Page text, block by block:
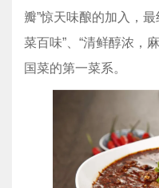
瓣”惊天味酿的加入，
菜百味”、“清鲜醇浓，
国菜的第一菜系。